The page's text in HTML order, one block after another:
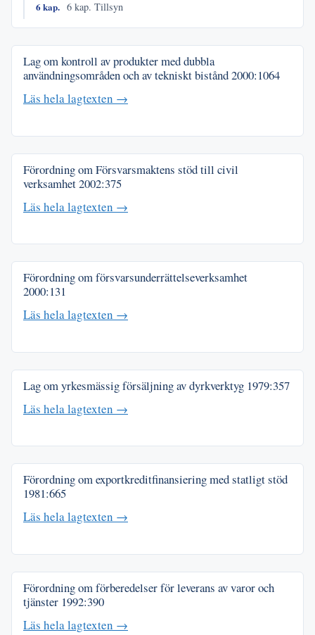
6 kap. 6 kap. Tillsyn
Lag om kontroll av produkter med dubbla
användningsområden och av tekniskt bistånd2000:1064
Läs hela lagtexten →
Förordning om Försvarsmaktens stöd till civil
verksamhet2002:375
Läs hela lagtexten →
Förordning om försvarsunderrättelseverksamhet
2000:131
Läs hela lagtexten →
Lag om yrkesmässig försäljning av dyrkverktyg 1979:357
Läs hela lagtexten →
Förordning om exportkreditfinansiering med statligt stöd
1981:665
Läs hela lagtexten →
Förordning om förberedelser för leverans av varor och
tjänster 1992:390
Läs hela lagtexten →